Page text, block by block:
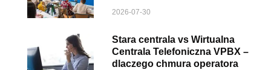
2026-07-30
Stara centrala vs Wirtualna
Centrala Telefoniczna VPBX –
dlaczego chmura operatora